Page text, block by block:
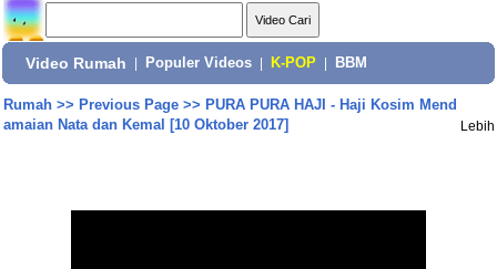
Video Rumah Populer Videos K-POP BBM
Rumah>> Previous Page>> PURA PURA HAJI - Haji Kosim Mend
amaian Nata dan Kemal [10 Oktober 2017]
Lebih